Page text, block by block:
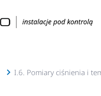
I.6. Pomiary ciśnienia i